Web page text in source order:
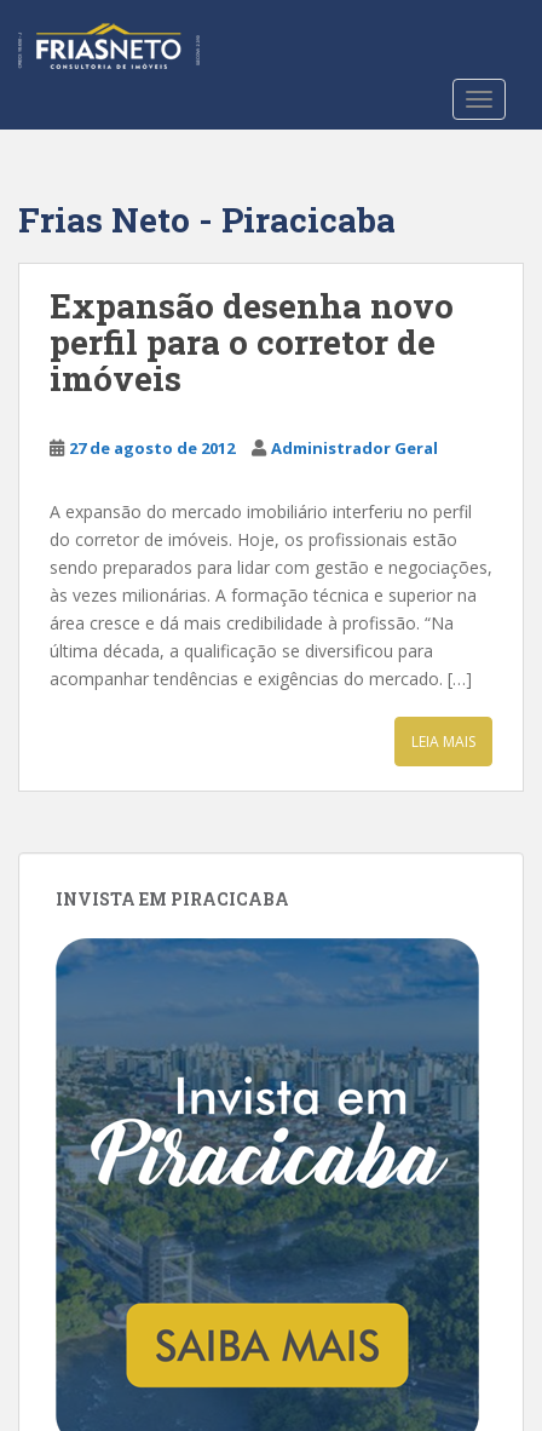
t
Frias Neto - Piracicaba
Expansão desenha novo
perfil para o corretor de
imóveis
27 de agosto de 2012 Administrador Geral
A expansão do mercado imobiliário interferiu no perfil
do corretor de imóveis. Hoje, os profissionais estão
sendo preparados para lidar com gestão e negociações,
às vezes milionárias. A formação técnica e superior na
área cresce e dá mais credibilidade à profissão. “Na
última década, a qualificação se diversificou para
acompanhar tendências e exigências do mercado. […]
LEIA MAIS
INVISTA EM PIRACICABA